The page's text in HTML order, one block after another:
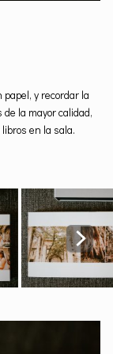
y recordar la
la mayor calidad,
en la sala.